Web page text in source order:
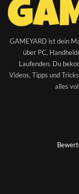
GAMEYARD ist dein
über PC,
Laufenden. Du
Videos, Tipps und
alles